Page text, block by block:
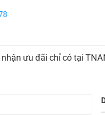
nhận ưu đãi chỉ có tại